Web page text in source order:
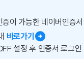
이 가능한 네이버인증
바로가기
설정 후 인증서 로그인